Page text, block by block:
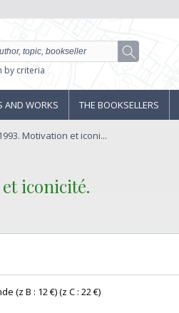
by criteria
AND WORKS THE BOOKSELLERS
Motivation et iconi...
et iconicité.‎
(z B : 12 €) (z C : 22 €)